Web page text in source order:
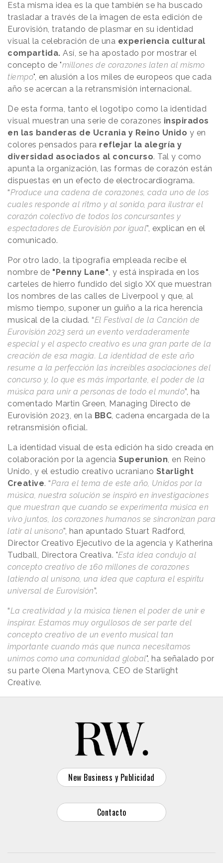
Esta misma idea es la que también se ha buscado
trasladar a través de la imagen de esta edición de
Eurovisión, tratando de plasmar en su identidad
visual la celebración de una experiencia cultural
compartida. Así, se ha apostado por mostrar el
concepto de "millones de corazones laten al mismo
tiempo", en alusión a los miles de europeos que cada
año se acercan a la retransmisión internacional.
De esta forma, tanto el logotipo como la identidad
visual muestran una serie de corazones inspirados
en las banderas de Ucrania y Reino Unido y en
colores pensados para reflejar la alegría y
diversidad asociados al concurso. Tal y como
apunta la organización, las formas de corazón están
dispuestas en un efecto de electrocardiograma.
“Produce una cadena de corazones, cada uno de los
cuales responde al ritmo y al sonido, para ilustrar el
corazón colectivo de todos los concursantes y
espectadores de Eurovisión por igual”, explican en el
comunicado.
Por otro lado, la tipografía empleada recibe el
nombre de "Penny Lane", y está inspirada en los
carteles de hierro fundido del siglo XX que muestran
los nombres de las calles de Liverpool y que, al
mismo tiempo, suponer un guiño a la rica herencia
musical de la ciudad. “El Festival de la Canción de
Eurovisión 2023 será un evento verdaderamente
especial y el aspecto creativo es una gran parte de la
creación de esa magia. La identidad de este año
resume a la perfección las increíbles asociaciones del
concurso y, lo que es más importante, el poder de la
música para unir a personas de todo el mundo”, ha
comentado Martin Green, Managing Directo de
Eurovisión 2023, en la BBC, cadena encargada de la
retransmisión oficial.
La identidad visual de esta edición ha sido creada en
colaboración por la agencia Superunion, en Reino
Unido, y el estudio creativo ucraniano Starlight
Creative. “Para el tema de este año, Unidos por la
música, nuestra solución se inspiró en investigaciones
que muestran que cuando se experimenta música en
vivo juntos, los corazones humanos se sincronizan para
latir al unísono”, han apuntado Stuart Radford,
Director Creativo Ejecutivo de la agencia y Katherina
Tudball, Directora Creativa. "Esta idea condujo al
concepto creativo de 160 millones de corazones
latiendo al unísono, una idea que captura el espíritu
universal de Eurovisión”.
“La creatividad y la música tienen el poder de unir e
inspirar. Estamos muy orgullosos de ser parte del
concepto creativo de un evento musical tan
importante cuando más que nunca necesitamos
unirnos como una comunidad global", ha señalado por
su parte Olena Martynova, CEO de Starlight
Creative.
New Business y Publicidad
Contacto